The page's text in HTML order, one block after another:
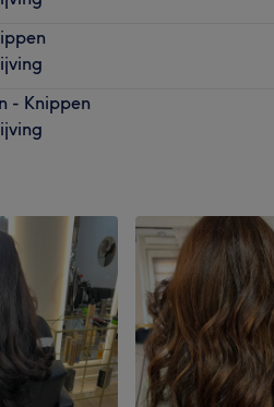
- Knippen